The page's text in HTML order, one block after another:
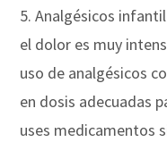
5. Analgésicos
el dolor es muy
uso de analgésicos
en dosis adecuadas
uses medicamentos